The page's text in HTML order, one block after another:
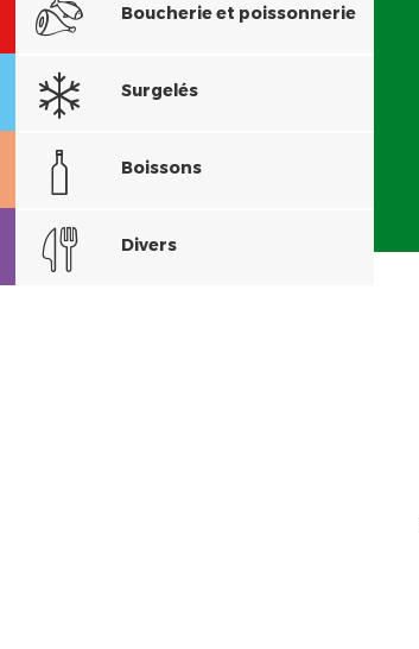
Boucherie et poissonnerie
Surgelés
Boissons
Divers